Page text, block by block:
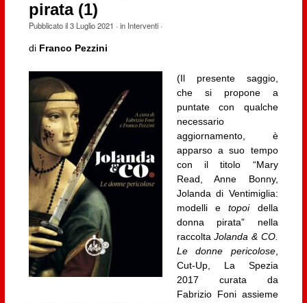
pirata (1)
Pubblicato il3 Luglio 2021 · in Interventi·
di Franco Pezzini
(Il presente saggio,
che si propone a
puntate con qualche
necessario
aggiornamento, è
apparso a suo tempo
con il titolo “Mary
Read, Anne Bonny,
Jolanda di Ventimiglia:
modelli etopoidella
donna pirata” nella
raccoltaJolanda & CO.
Le donne pericolose,
Cut-Up, La Spezia
2017 curata da
Fabrizio Foni assieme